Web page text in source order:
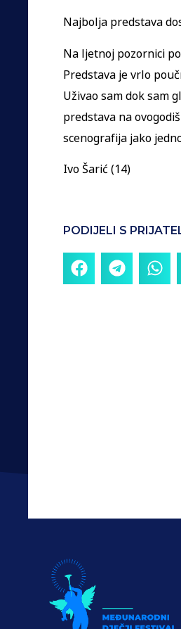
Najbolja predstava
Na ljetnoj pozornici
Predstava je vrlo
Uživao sam dok sam
predstava na
scenografija jako
Ivo Šarić (14)
PODIJELI S